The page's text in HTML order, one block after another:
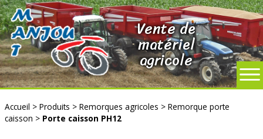
Vente de
matériel
agricole
Accueil >Produits >Remorques agricoles >Remorque porte
caisson > Porte caisson PH12